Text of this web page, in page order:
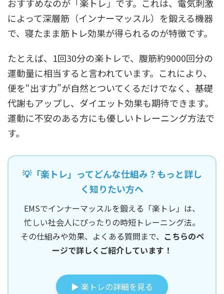
おすすめなのが「楽トレ」です。これは、電気刺激
によって深層筋（インナーマッスル）を鍛える機器
で、寝たまま筋トレ効果が得られるのが特徴です。
たとえば、1回30分の楽トレで、腹筋約9000回分の
運動量に相当すると言われています。これにより、
便を“出す力”が自然とついてくるだけでなく、基礎
代謝もアップし、ダイエット効果も期待できます。
運動に不安のある方にも優しいトレーニング方法で
す。
💡「楽トレ」ってどんな仕組み？もっと詳し
く知りたい方へ
EMSでインナーマッスルを鍛える「楽トレ」は、
忙しい社会人にぴったりの時短トレーニング法。
その仕組みや効果、よくある質問まで、 こちらのペ
ージで詳しくご紹介しています！
▶ 楽トレの詳細を見る